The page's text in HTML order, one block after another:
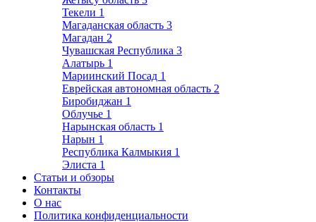
Текели 1
Магаданская область 3
Магадан 2
Чувашская Республика 3
Алатырь 1
Мариинский Посад 1
Еврейская автономная область 2
Биробиджан 1
Облучье 1
Нарынская область 1
Нарын 1
Республика Калмыкия 1
Элиста 1
Статьи и обзоры
Контакты
О нас
Политика конфиденциальности